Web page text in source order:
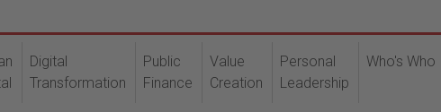
Digital
Transformation
Public
Finance
Value
Creation
Personal
Leadership
Who's Who